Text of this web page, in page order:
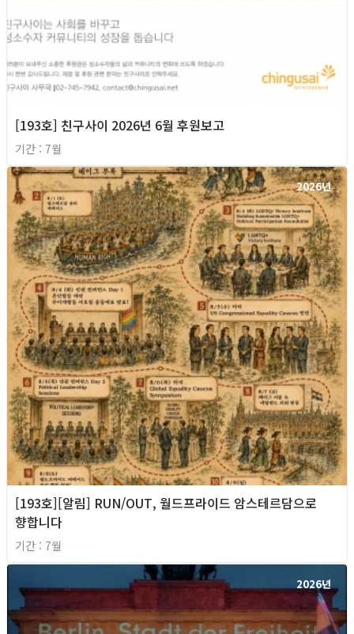
[193호] 친구사이 2026년 6월 후원보고
기간 : 7월
2026년
[193호][알림] RUN/OUT, 월드프라이드 암스테르담으로
향합니다
기간 : 7월
2026년